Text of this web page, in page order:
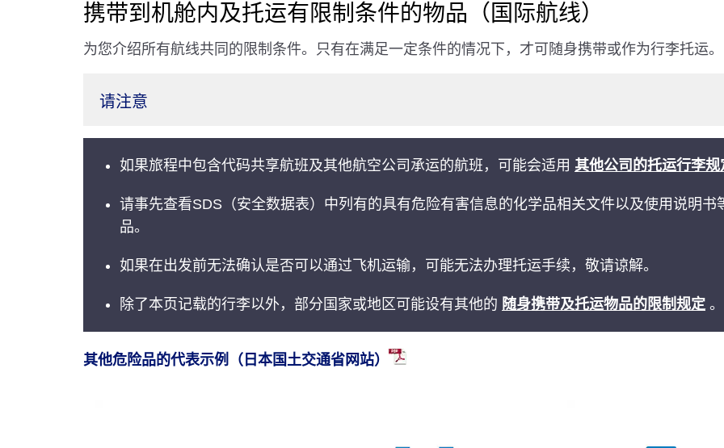
携带到机舱内及托运有限制条件的物品（国际航线）
为您介绍所有航线共同的限制条件。只有在满足一定条件的情况下，才可随身携带或作为行李托运。
请注意
如果旅程中包含代码共享航班及其他航空公司承运的航班，可能会适用 其他公司的托运行李规
请事先查看SDS（安全数据表）中列有的具有危险有害信息的化学品相关文件以及使用说明
品。
如果在出发前无法确认是否可以通过飞机运输，可能无法办理托运手续，敬请谅解。
除了本页记载的行李以外，部分国家或地区可能设有其他的 随身携带及托运物品的限制规定 。
其他危险品的代表示例（日本国土交通省网站）